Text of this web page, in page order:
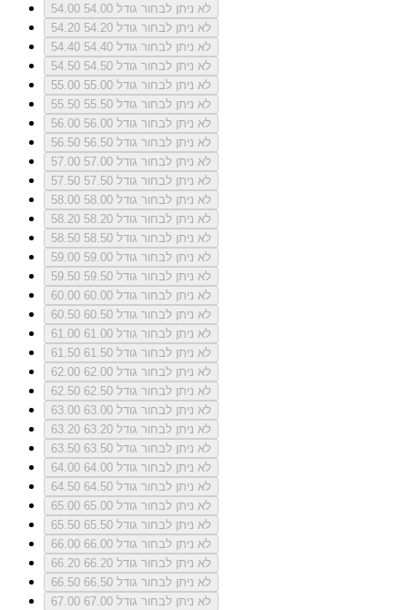
54.00
לא ניתן לבחור גודל 54.00
54.20
לא ניתן לבחור גודל 54.20
54.40
לא ניתן לבחור גודל 54.40
54.50
לא ניתן לבחור גודל 54.50
55.00
לא ניתן לבחור גודל 55.00
55.50
לא ניתן לבחור גודל 55.50
56.00
לא ניתן לבחור גודל 56.00
56.50
לא ניתן לבחור גודל 56.50
57.00
לא ניתן לבחור גודל 57.00
57.50
לא ניתן לבחור גודל 57.50
58.00
לא ניתן לבחור גודל 58.00
58.20
לא ניתן לבחור גודל 58.20
58.50
לא ניתן לבחור גודל 58.50
59.00
לא ניתן לבחור גודל 59.00
59.50
לא ניתן לבחור גודל 59.50
60.00
לא ניתן לבחור גודל 60.00
60.50
לא ניתן לבחור גודל 60.50
61.00
לא ניתן לבחור גודל 61.00
61.50
לא ניתן לבחור גודל 61.50
62.00
לא ניתן לבחור גודל 62.00
62.50
לא ניתן לבחור גודל 62.50
63.00
לא ניתן לבחור גודל 63.00
63.20
לא ניתן לבחור גודל 63.20
63.50
לא ניתן לבחור גודל 63.50
64.00
לא ניתן לבחור גודל 64.00
64.50
לא ניתן לבחור גודל 64.50
65.00
לא ניתן לבחור גודל 65.00
65.50
לא ניתן לבחור גודל 65.50
66.00
לא ניתן לבחור גודל 66.00
66.20
לא ניתן לבחור גודל 66.20
66.50
לא ניתן לבחור גודל 66.50
67.00
לא ניתן לבחור גודל 67.00